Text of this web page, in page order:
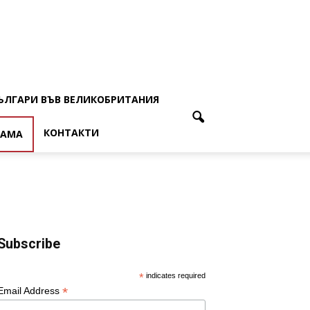
ВЪВ ВЕЛИКОБРИТАНИЯ
КОНТАКТИ
* indicates required
Address *